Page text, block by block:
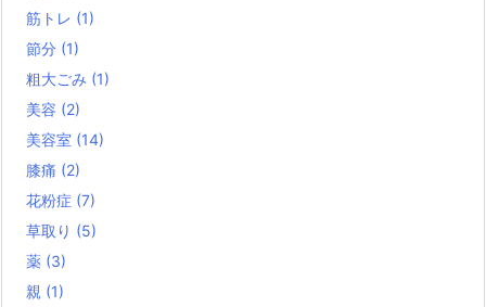
筋トレ (1)
節分 (1)
粗大ごみ (1)
美容 (2)
美容室 (14)
膝痛 (2)
花粉症 (7)
草取り (5)
薬 (3)
親 (1)